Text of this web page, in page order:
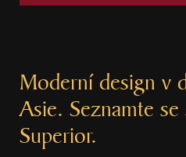
Moderní design v
Asie. Seznamte
Superior.